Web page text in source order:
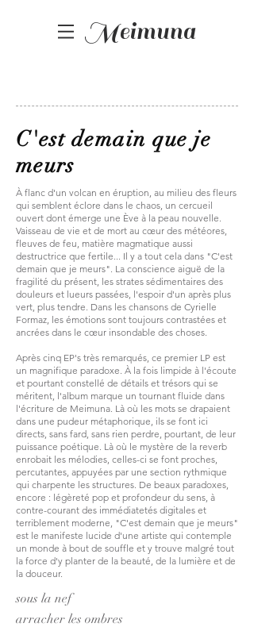
Meimuna
C'est demain que je
meurs
À flanc d'un volcan en éruption, au milieu des fleurs
qui semblent éclore dans le chaos, un cercueil
ouvert dont émerge une Ève à la peau nouvelle.
Vaisseau de vie et de mort au cœur des météores,
fleuves de feu, matière magmatique aussi
destructrice que fertile... Il y a tout cela dans "C'est
demain que je meurs". La conscience aiguë de la
fragilité du présent, les strates sédimentaires des
douleurs et lueurs passées, l'espoir d'un après plus
vert, plus tendre. Dans les chansons de Cyrielle
Formaz, les émotions sont toujours contrastées et
ancrées dans le cœur insondable des choses.
Après cinq EP's très remarqués, ce premier LP est
un magnifique paradoxe. À la fois limpide à l'écoute
et pourtant constellé de détails et trésors qui se
méritent, l'album marque un tournant fluide dans
l'écriture de Meimuna. Là où les mots se drapaient
dans une pudeur métaphorique, ils se font ici
directs, sans fard, sans rien perdre, pourtant, de leur
puissance poétique. Là où le mystère de la reverb
enrobait les mélodies, celles-ci se font proches,
percutantes, appuyées par une section rythmique
qui charpente les structures. De beaux paradoxes,
encore : légèreté pop et profondeur du sens, à
contre-courant des immédiatetés digitales et
terriblement moderne, "C'est demain que je meurs"
est le manifeste lucide d'une artiste qui contemple
un monde à bout de souffle et y trouve malgré tout
la force d'y planter de la beauté, de la lumière et de
la douceur.
sous la nef
arracher les ombres